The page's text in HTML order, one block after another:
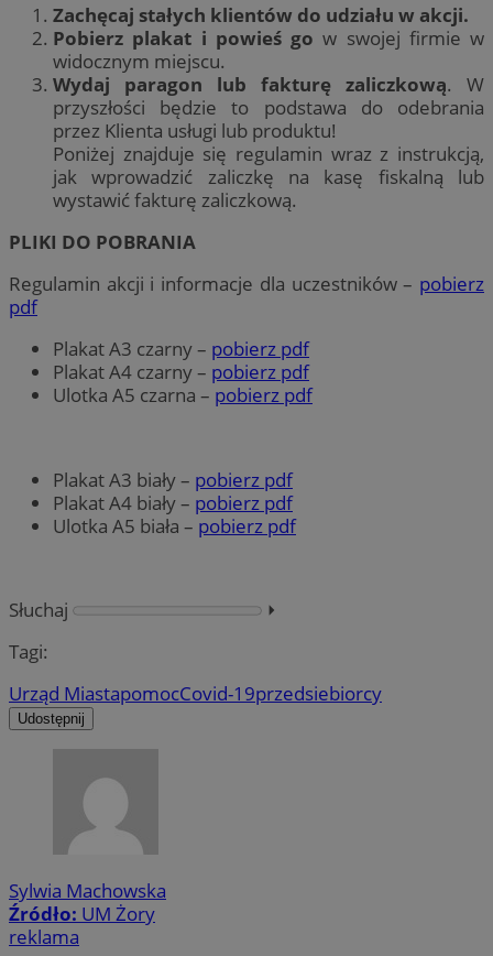
Zachęcaj stałych klientów do udziału w akcji.
Pobierz plakat i powieś go w swojej firmie w
widocznym miejscu.
Wydaj paragon lub fakturę zaliczkową. W
przyszłości będzie to podstawa do odebrania
przez Klienta usługi lub produktu!
Poniżej znajduje się regulamin wraz z instrukcją,
jak wprowadzić zaliczkę na kasę fiskalną lub
wystawić fakturę zaliczkową.
PLIKI DO POBRANIA
Regulamin akcji i informacje dla uczestników – pobierz
pdf
Plakat A3 czarny – pobierz pdf
Plakat A4 czarny – pobierz pdf
Ulotka A5 czarna – pobierz pdf
Plakat A3 biały – pobierz pdf
Plakat A4 biały – pobierz pdf
Ulotka A5 biała – pobierz pdf
Słuchaj
⏵︎
Tagi:
Urząd MiastapomocCovid-19przedsiebiorcy
Udostępnij
Sylwia Machowska
Źródło: UM Żory
reklama